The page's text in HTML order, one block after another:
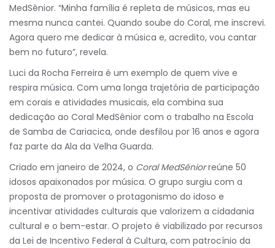
MedSênior. “Minha família é repleta de músicos, mas eu
mesma nunca cantei. Quando soube do Coral, me inscrevi.
Agora quero me dedicar à música e, acredito, vou cantar
bem no futuro”, revela.
Luci da Rocha Ferreira é um exemplo de quem vive e
respira música. Com uma longa trajetória de participação
em corais e atividades musicais, ela combina sua
dedicação ao Coral MedSênior com o trabalho na Escola
de Samba de Cariacica, onde desfilou por 16 anos e agora
faz parte da Ala da Velha Guarda.
Criado em janeiro de 2024, o Coral MedSêniorreúne 50
idosos apaixonados por música. O grupo surgiu com a
proposta de promover o protagonismo do idoso e
incentivar atividades culturais que valorizem a cidadania
cultural e o bem-estar. O projeto é viabilizado por recursos
da Lei de Incentivo Federal à Cultura, com patrocínio da